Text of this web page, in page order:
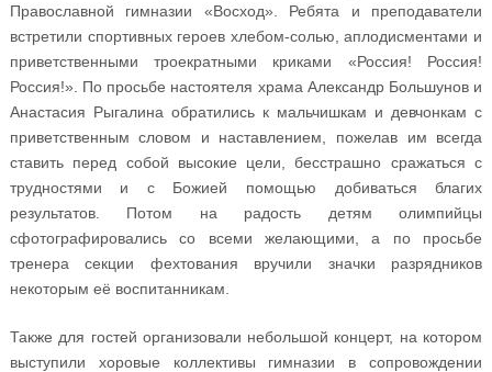
Православной гимназии «Восход». Ребята и преподаватели
встретили спортивных героев хлебом-солью, аплодисментами и
приветственными троекратными криками «Россия! Россия!
Россия!». По просьбе настоятеля храма Александр Большунов и
Анастасия Рыгалина обратились к мальчишкам и девчонкам с
приветственным словом и наставлением, пожелав им всегда
ставить перед собой высокие цели, бесстрашно сражаться с
трудностями и с Божией помощью добиваться благих
результатов. Потом на радость детям олимпийцы
сфотографировались со всеми желающими, а по просьбе
тренера секции фехтования вручили значки разрядников
некоторым её воспитанникам.
Также для гостей организовали небольшой концерт, на котором
выступили хоровые коллективы гимназии в сопровождении